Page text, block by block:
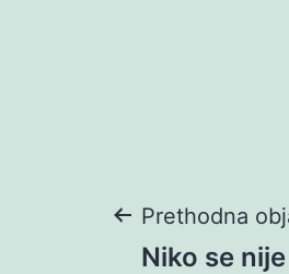
Prethodna
Niko se